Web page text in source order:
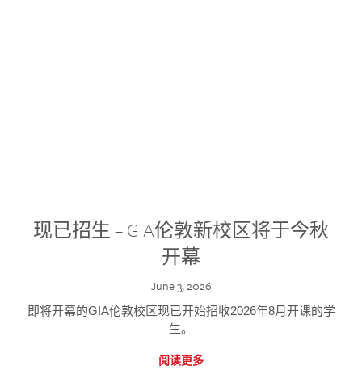
现已招生 – GIA伦敦新校区将于今秋
开幕
June 3, 2026
即将开幕的GIA伦敦校区现已开始招收2026年8月开课的学
生。
阅读更多